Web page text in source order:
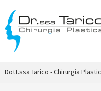
Dott.ssa Tarico - Chirurgia